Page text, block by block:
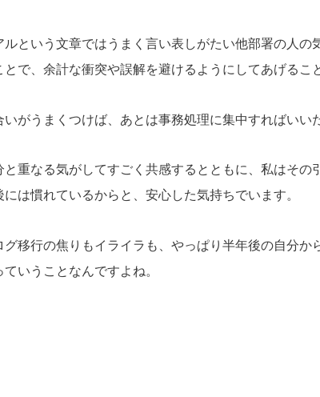
という文章ではうまく言い表しがたい他部署の人の
で、余計な衝突や誤解を避けるようにしてあげるこ
がうまくつけば、あとは事務処理に集中すればいい
重なる気がしてすごく共感するとともに、私はその
は慣れているからと、安心した気持ちでいます。
移行の焦りもイライラも、やっぱり半年後の自分か
いうことなんですよね。